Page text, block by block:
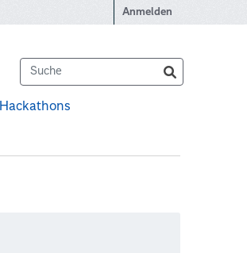
Anmelden
Hackathons